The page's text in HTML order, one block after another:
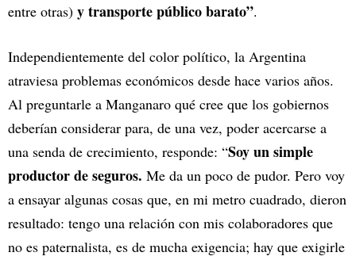
entre otras) y transporte público barato”.
Independientemente del color político, la Argentina
atraviesa problemas económicos desde hace varios años.
Al preguntarle a Manganaro qué cree que los gobiernos
deberían considerar para, de una vez, poder acercarse a
una senda de crecimiento, responde: “Soy un simple
productor de seguros. Me da un poco de pudor. Pero voy
a ensayar algunas cosas que, en mi metro cuadrado, dieron
resultado: tengo una relación con mis colaboradores que
no es paternalista, es de mucha exigencia; hay que exigirle